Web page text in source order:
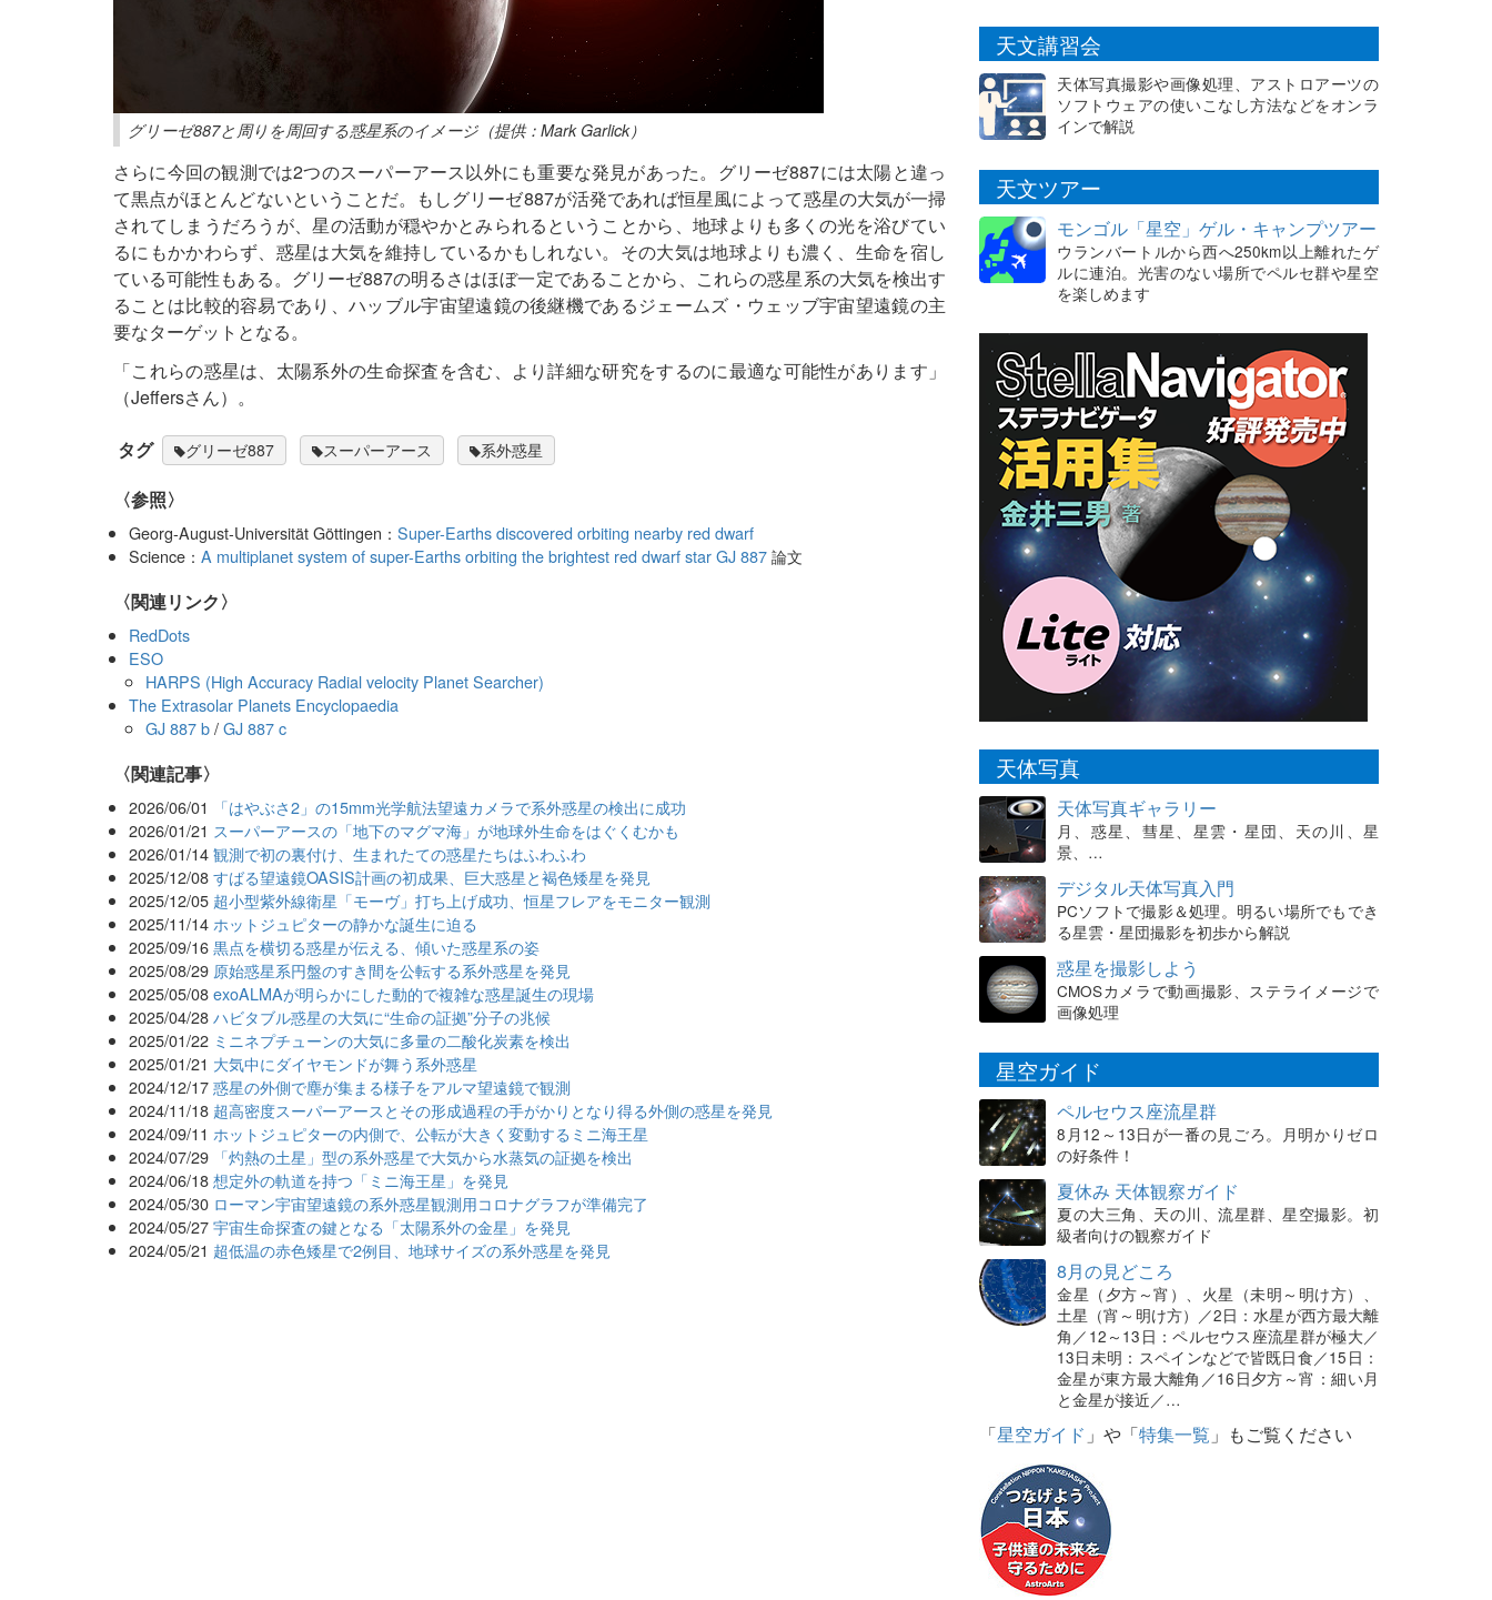
グリーゼ887と周りを周回する惑星系のイメージ（提供：Mark Garlick）
さらに今回の観測では2つのスーパーアース以外にも重要な発見があった。グリーゼ887には太陽と違っ
て黒点がほとんどないということだ。もしグリーゼ887が活発であれば恒星風によって惑星の大気が一掃
されてしまうだろうが、星の活動が穏やかとみられるということから、地球よりも多くの光を浴びてい
るにもかかわらず、惑星は大気を維持しているかもしれない。その大気は地球よりも濃く、生命を宿し
ている可能性もある。グリーゼ887の明るさはほぼ一定であることから、これらの惑星系の大気を検出す
ることは比較的容易であり、ハッブル宇宙望遠鏡の後継機であるジェームズ・ウェッブ宇宙望遠鏡の主
要なターゲットとなる。
「これらの惑星は、太陽系外の生命探査を含む、より詳細な研究をするのに最適な可能性があります」
（Jeffersさん）。
タグ グリーゼ887 スーパーアース 系外惑星
〈参照〉
Georg-August-Universität Göttingen：Super-Earths discovered orbiting nearby red dwarf
Science：A multiplanet system of super-Earths orbiting the brightest red dwarf star GJ 887論文
〈関連リンク〉
RedDots
ESO
HARPS (High Accuracy Radial velocity Planet Searcher)
The Extrasolar Planets Encyclopaedia
GJ 887 b/GJ 887 c
関連記事
2026/06/01
「はやぶさ2」の15mm光学航法望遠カメラで系外惑星の検出に成功
2026/01/21 スーパーアースの「地下のマグマ海」が地球外生命をはぐくむかも
2026/01/14 観測で初の裏付け、生まれたての惑星たちはふわふわ
2025/12/08 すばる望遠鏡OASIS計画の初成果、巨大惑星と褐色矮星を発見
2025/12/05 超小型紫外線衛星「モーヴ」打ち上げ成功、恒星フレアをモニター観測
2025/11/14 ホットジュピターの静かな誕生に迫る
2025/09/16 黒点を横切る惑星が伝える、傾いた惑星系の姿
2025/08/29 原始惑星系円盤のすき間を公転する系外惑星を発見
2025/05/08 exoALMAが明らかにした動的で複雑な惑星誕生の現場
2025/04/28 ハビタブル惑星の大気に“生命の証拠”分子の兆候
2025/01/22 ミニネプチューンの大気に多量の二酸化炭素を検出
2025/01/21 大気中にダイヤモンドが舞う系外惑星
2024/12/17 惑星の外側で塵が集まる様子をアルマ望遠鏡で観測
2024/11/18 超高密度スーパーアースとその形成過程の手がかりとなり得る外側の惑星を発見
2024/09/11 ホットジュピターの内側で、公転が大きく変動するミニ海王星
2024/07/29 「灼熱の土星」型の系外惑星で大気から水蒸気の証拠を検出
2024/06/18 想定外の軌道を持つ「ミニ海王星」を発見
2024/05/30 ローマン宇宙望遠鏡の系外惑星観測用コロナグラフが準備完了
2024/05/27 宇宙生命探査の鍵となる「太陽系外の金星」を発見
2024/05/21 超低温の赤色矮星で2例目、地球サイズの系外惑星を発見
天文講習会
天体写真撮影や画像処理、アストロアーツの
ソフトウェアの使いこなし方法などをオンラ
インで解説
天文ツアー
モンゴル「星空」ゲル・キャンプツアー
ウランバートルから西へ250km以上離れたゲ
ルに連泊。光害のない場所でペルセ群や星空
を楽しめます
天体写真
天体写真ギャラリー
月、惑星、彗星、星雲・星団、天の川、星
景、…
デジタル天体写真入門
PCソフトで撮影＆処理。明るい場所でもでき
る星雲・星団撮影を初歩から解説
惑星を撮影しよう
CMOSカメラで動画撮影、ステライメージで
画像処理
星空ガイド
ペルセウス座流星群
8月12～13日が一番の見ごろ。月明かりゼロ
の好条件！
夏休み 天体観察ガイド
夏の大三角、天の川、流星群、星空撮影。初
級者向けの観察ガイド
8月の見どころ
金星（夕方～宵）、火星（未明～明け方）、
土星（宵～明け方）／2日：水星が西方最大離
角／12～13日：ペルセウス座流星群が極大／
13日未明：スペインなどで皆既日食／15日：
金星が東方最大離角／16日夕方～宵：細い月
と金星が接近／…
「星空ガイド 」や「特集一覧 」もご覧ください